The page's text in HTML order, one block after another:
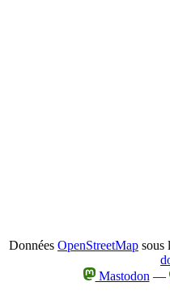
Données OpenStreetMap
Mastodon —